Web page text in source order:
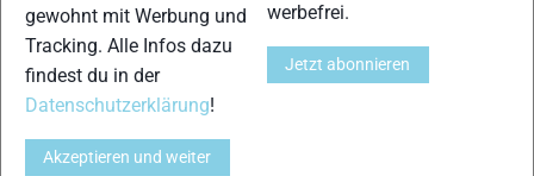
33
gewohnt mit Werbung und
Tracking. Alle Infos dazu
findest du in der
Datenschutzerklärung!
Akzeptieren und weiter
werbefrei.
Jetzt abonnieren